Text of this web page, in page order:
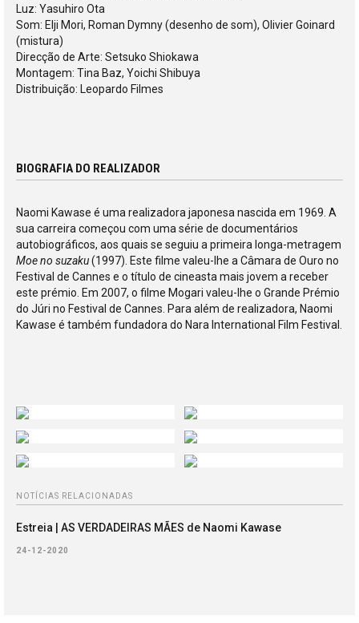
Luz: Yasuhiro Ota
Som: Elji Mori, Roman Dymny (desenho de som), Olivier Goinard
(mistura)
Direcção de Arte: Setsuko Shiokawa
Montagem: Tina Baz, Yoichi Shibuya
Distribuição: Leopardo Filmes
BIOGRAFIA DO REALIZADOR
Naomi Kawase é uma realizadora japonesa nascida em 1969. A
sua carreira começou com uma série de documentários
autobiográficos, aos quais se seguiu a primeira longa-metragem
Moe no suzaku(1997). Este filme valeu-lhe a Câmara de Ouro no
Festival de Cannes e o título de cineasta mais jovem a receber
este prémio. Em 2007, o filme Mogari valeu-lhe o Grande Prémio
do Júri no Festival de Cannes. Para além de realizadora, Naomi
Kawase é também fundadora do Nara International Film Festival.
NOTÍCIAS RELACIONADAS
Estreia | AS VERDADEIRAS MÃES de Naomi Kawase
24-12-2020